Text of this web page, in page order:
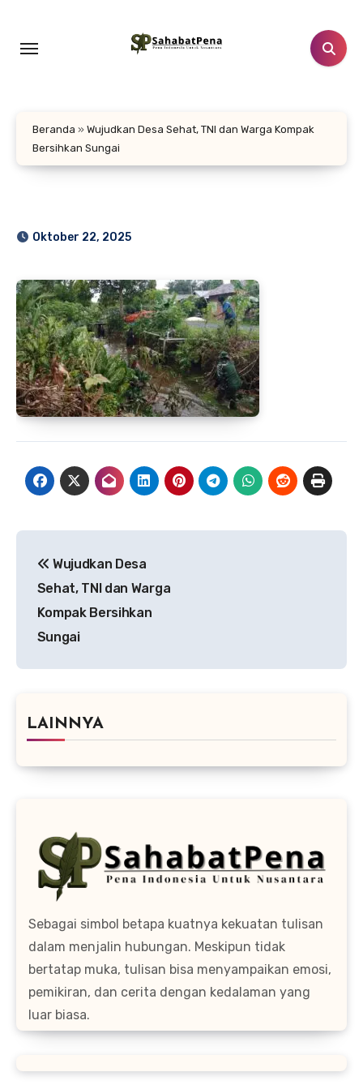
konten
Beranda » Wujudkan Desa Sehat, TNI dan Warga Kompak
Bersihkan Sungai
Oktober 22, 2025
pos
Wujudkan Desa
Sehat, TNI dan Warga
Kompak Bersihkan
Sungai
LAINNYA
Sebagai simbol betapa kuatnya kekuatan tulisan
dalam menjalin hubungan. Meskipun tidak
bertatap muka, tulisan bisa menyampaikan emosi,
pemikiran, dan cerita dengan kedalaman yang
luar biasa.